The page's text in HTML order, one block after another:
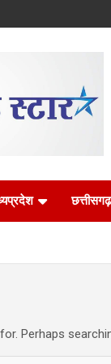
छत्तीसगढ़
Perhaps